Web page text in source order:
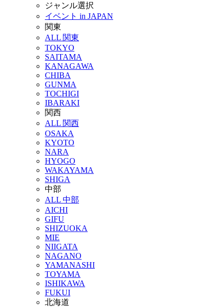
ジャンル選択
イベント in JAPAN
関東
ALL 関東
TOKYO
SAITAMA
KANAGAWA
CHIBA
GUNMA
TOCHIGI
IBARAKI
関西
ALL 関西
OSAKA
KYOTO
NARA
HYOGO
WAKAYAMA
SHIGA
中部
ALL 中部
AICHI
GIFU
SHIZUOKA
MIE
NIIGATA
NAGANO
YAMANASHI
TOYAMA
ISHIKAWA
FUKUI
北海道